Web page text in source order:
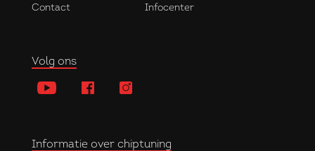
Contact Infocenter
Volg ons
Informatie over chiptuning